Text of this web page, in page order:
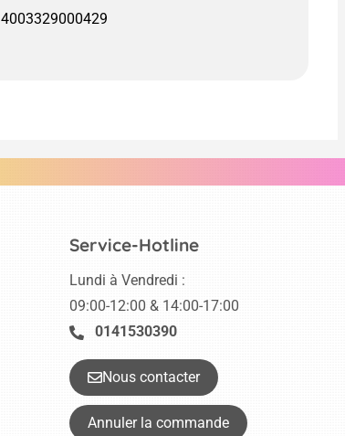
4003329000429
Service-Hotline
Lundi à Vendredi :
09:00-12:00 & 14:00-17:00
0141530390
Nous contacter
Annuler la commande